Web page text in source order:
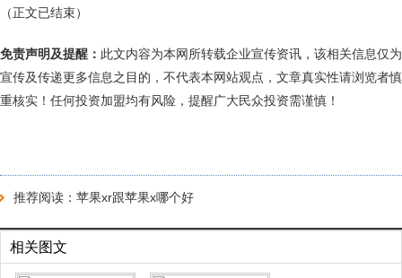
（正文已结束）
免责声明及提醒： 此文内容为本网所转载企业宣传资讯，该相关信息仅为
宣传及传递更多信息之目的，不代表本网站观点，文章真实性请浏览者慎
重核实！任何投资加盟均有风险，提醒广大民众投资需谨慎！
推荐阅读： 苹果xr跟苹果x哪个好
相关图文